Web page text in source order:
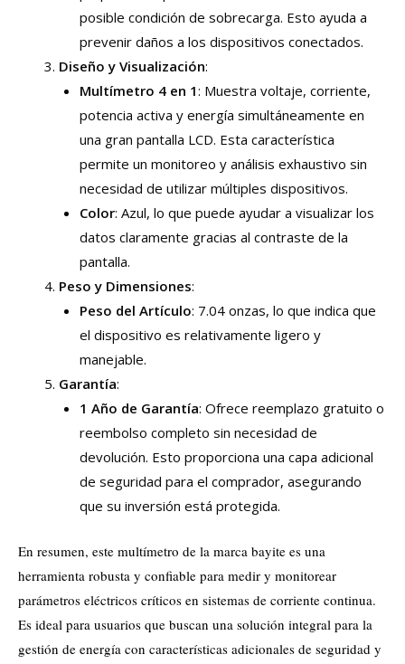
posible condición de sobrecarga. Esto ayuda a
prevenir daños a los dispositivos conectados.
Diseño y Visualización:
Multímetro 4 en 1: Muestra voltaje, corriente,
potencia activa y energía simultáneamente en
una gran pantalla LCD. Esta característica
permite un monitoreo y análisis exhaustivo sin
necesidad de utilizar múltiples dispositivos.
Color: Azul, lo que puede ayudar a visualizar los
datos claramente gracias al contraste de la
pantalla.
Peso y Dimensiones:
Peso del Artículo: 7.04 onzas, lo que indica que
el dispositivo es relativamente ligero y
manejable.
Garantía:
1 Año de Garantía: Ofrece reemplazo gratuito o
reembolso completo sin necesidad de
devolución. Esto proporciona una capa adicional
de seguridad para el comprador, asegurando
que su inversión está protegida.
En resumen, este multímetro de la marca bayite es una
herramienta robusta y confiable para medir y monitorear
parámetros eléctricos críticos en sistemas de corriente continua.
Es ideal para usuarios que buscan una solución integral para la
gestión de energía con características adicionales de seguridad y